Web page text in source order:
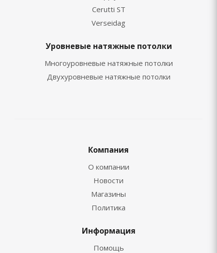
Cerutti ST
Verseidag
Уровневые натяжные потолки
Многоуровневые натяжные потолки
Двухуровневые натяжные потолки
Компания
О компании
Новости
Магазины
Политика
Информация
Помощь